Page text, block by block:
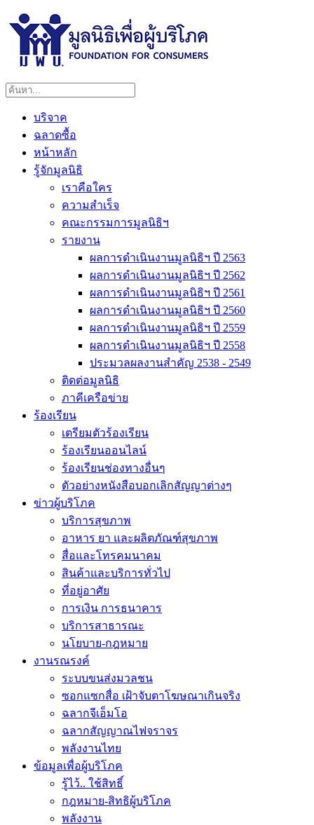
บริจาค
ฉลาดซื้อ
หน้าหลัก
รู้จักมูลนิธิ
เราคือใคร
ความสำเร็จ
คณะกรรมการมูลนิธิฯ
รายงาน
ผลการดำเนินงานมูลนิธิฯ ปี 2563
ผลการดำเนินงานมูลนิธิฯ ปี 2562
ผลการดำเนินงานมูลนิธิฯ ปี 2561
ผลการดำเนินงานมูลนิธิฯ ปี 2560
ผลการดำเนินงานมูลนิธิฯ ปี 2559
ผลการดำเนินงานมูลนิธิฯ ปี 2558
ประมวลผลงานสำคัญ 2538 - 2549
ติดต่อมูลนิธิ
ภาคีเครือข่าย
ร้องเรียน
เตรียมตัวร้องเรียน
ร้องเรียนออนไลน์
ร้องเรียนช่องทางอื่นๆ
ตัวอย่างหนังสือบอกเลิกสัญญาต่างๆ
ข่าวผู้บริโภค
บริการสุขภาพ
อาหาร ยา และผลิตภัณฑ์สุขภาพ
สื่อและโทรคมนาคม
สินค้าและบริการทั่วไป
ที่อยู่อาศัย
การเงิน การธนาคาร
บริการสาธารณะ
นโยบาย-กฎหมาย
งานรณรงค์
ระบบขนส่งมวลชน
ซอกแซกสื่อ เฝ้าจับตาโฆษณาเกินจริง
ฉลากจีเอ็มโอ
ฉลากสัญญาณไฟจราจร
พลังงานไทย
ข้อมูลเพื่อผู้บริโภค
รู้ไว้.. ใช้สิทธิ์
กฎหมาย-สิทธิผู้บริโภค
พลังงาน